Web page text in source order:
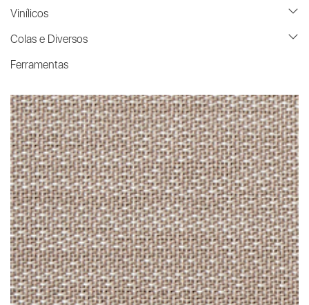
Vinílicos
Colas e Diversos
Ferramentas